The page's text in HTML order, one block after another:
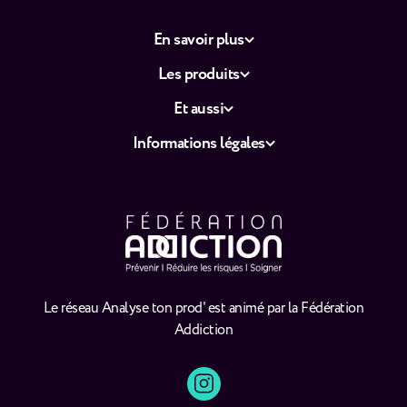
Le réseau Analyse ton prod' est animé par la Fédération
Addiction
En savoir plus
Les produits
Et aussi
Informations légales